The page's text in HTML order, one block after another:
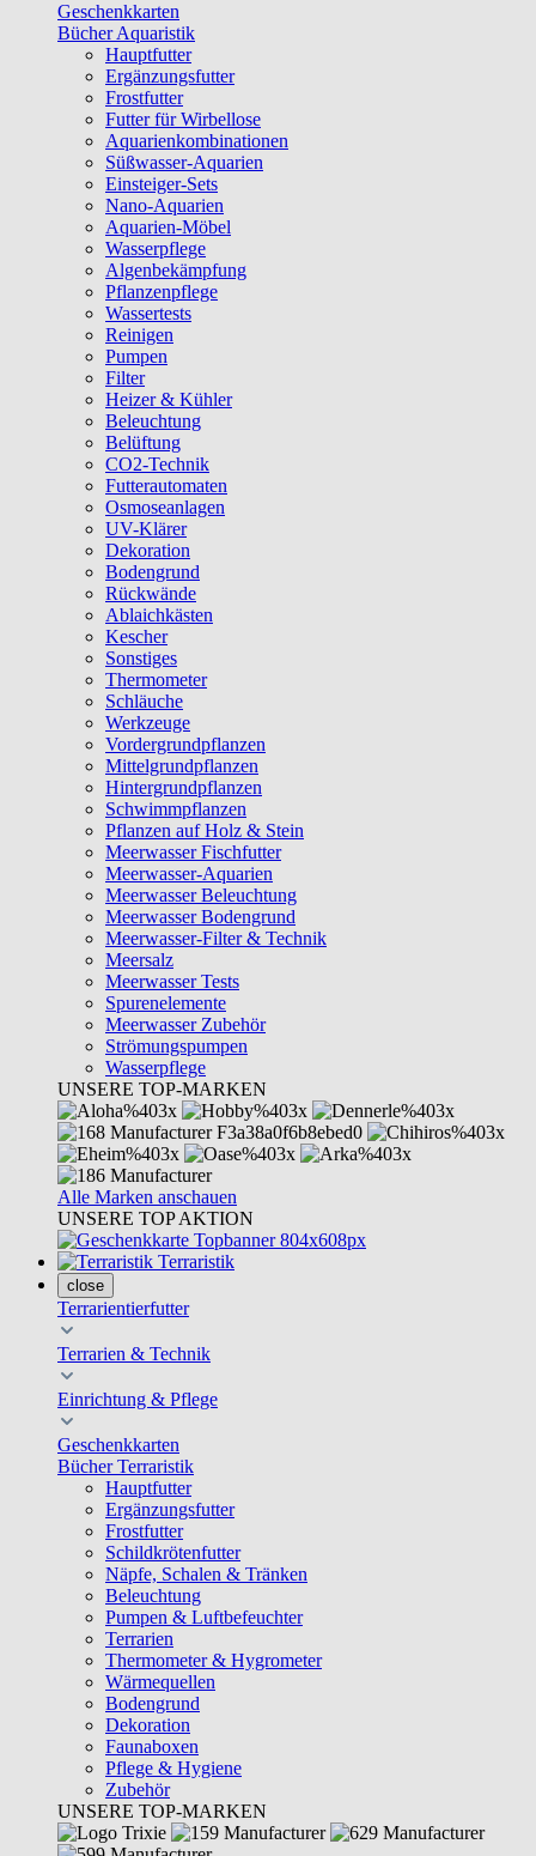
Geschenkkarten
Bücher Aquaristik
Hauptfutter
Ergänzungsfutter
Frostfutter
Futter für Wirbellose
Aquarienkombinationen
Süßwasser-Aquarien
Einsteiger-Sets
Nano-Aquarien
Aquarien-Möbel
Wasserpflege
Algenbekämpfung
Pflanzenpflege
Wassertests
Reinigen
Pumpen
Filter
Heizer & Kühler
Beleuchtung
Belüftung
CO2-Technik
Futterautomaten
Osmoseanlagen
UV-Klärer
Dekoration
Bodengrund
Rückwände
Ablaichkästen
Kescher
Sonstiges
Thermometer
Schläuche
Werkzeuge
Vordergrundpflanzen
Mittelgrundpflanzen
Hintergrundpflanzen
Schwimmpflanzen
Pflanzen auf Holz & Stein
Meerwasser Fischfutter
Meerwasser-Aquarien
Meerwasser Beleuchtung
Meerwasser Bodengrund
Meerwasser-Filter & Technik
Meersalz
Meerwasser Tests
Spurenelemente
Meerwasser Zubehör
Strömungspumpen
Wasserpflege
UNSERE TOP-MARKEN
Alle Marken anschauen
UNSERE TOP AKTION
Terraristik
close
Terrarientierfutter
Terrarien & Technik
Einrichtung & Pflege
Geschenkkarten
Bücher Terraristik
Hauptfutter
Ergänzungsfutter
Frostfutter
Schildkrötenfutter
Näpfe, Schalen & Tränken
Beleuchtung
Pumpen & Luftbefeuchter
Terrarien
Thermometer & Hygrometer
Wärmequellen
Bodengrund
Dekoration
Faunaboxen
Pflege & Hygiene
Zubehör
UNSERE TOP-MARKEN